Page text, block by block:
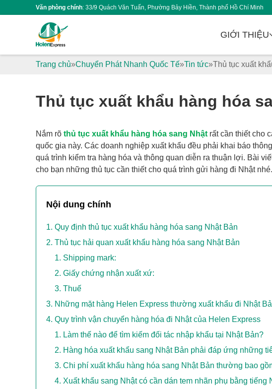
Văn phòng chính: 33/9 Quách Văn Tuấn, Phường Bảy Hiền, Thành phố Hồ Chí Minh
GIỚI THIỆU
Trang chủ Chuyển Phát Nhanh Quốc Tế Tin tức Thủ tục xuất
Thủ tục xuất khẩu hàng hóa
Nắm rõ thủ tục xuất khẩu hàng hóa sang Nhật rất cần thiết cho
quốc gia này. Các doanh nghiệp xuất khẩu đều phải khai báo
quá trình kiểm tra hàng hóa và thông quan diễn ra thuận lợi. Bài
cho bạn những thủ tục cần thiết cho quá trình gửi hàng đi Nhật nhé.
Nội dung chính
Quy định thủ tục xuất khẩu hàng hóa sang Nhật Bản
Thủ tục hải quan xuất khẩu hàng hóa sang Nhật Bản
Shipping mark:
Giấy chứng nhận xuất xứ:
Thuế
Những mặt hàng Helen Express thường xuất khẩu đi Nhật
Quy trình vận chuyển hàng hóa đi Nhật của Helen Express
Làm thế nào để tìm kiếm đối tác nhập khẩu tại Nhật Bản?
Hàng hóa xuất khẩu sang Nhật Bản phải đáp ứng những
Chi phí xuất khẩu hàng hóa sang Nhật Bản thường bao
Xuất khẩu sang Nhật có cần dán tem nhãn phụ bằng tiếng